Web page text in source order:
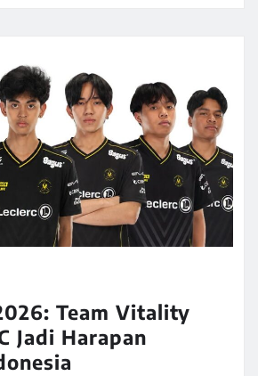
Team Vitality
Jadi Harapan